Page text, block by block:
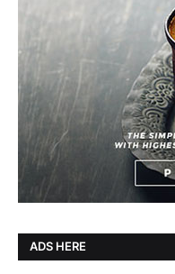
ADS HERE